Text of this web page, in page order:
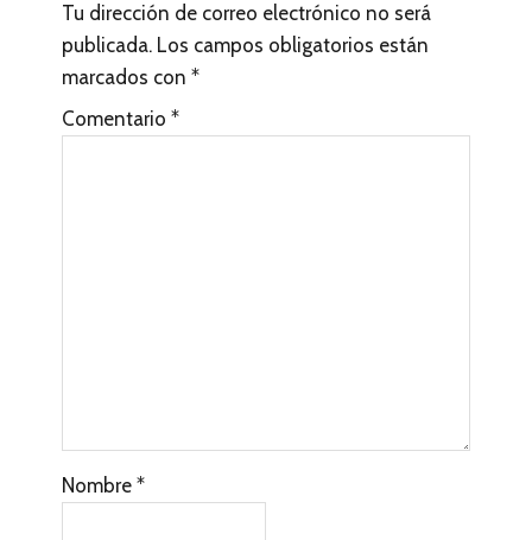
Tu dirección de correo electrónico no será
publicada. Los campos obligatorios están
marcados con*
Comentario*
Nombre*